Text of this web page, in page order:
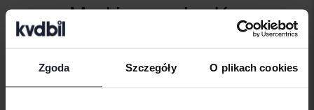
Zgoda Szczegóły O plikach cookies
Marki samochodów